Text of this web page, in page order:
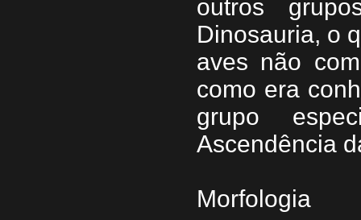
outros
Dinosauria, o
aves não
como era
grupo
Ascendência
Morfologia